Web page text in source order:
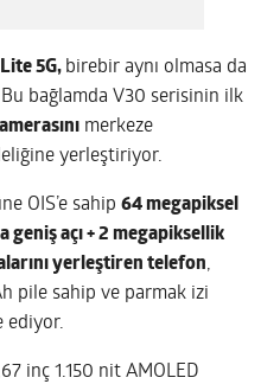
5G, birebir aynı olmasa da
bağlamda V30 serisinin ilk
merkeze
yerleştiriyor.
OIS’e sahip64 megapiksel
geniş açı + 2 megapiksellik
yerleştiren telefon,
pile sahip ve parmak izi
ediyor.
inç 1.150 nit AMOLED